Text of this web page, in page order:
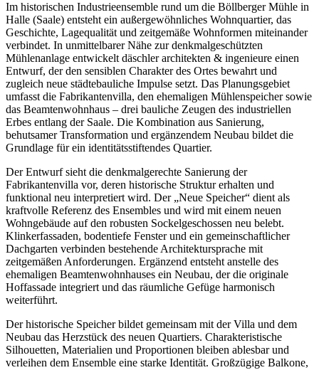
Im historischen Industrieensemble rund um die Böllberger Mühle in
Halle (Saale) entsteht ein außergewöhnliches Wohnquartier, das
Geschichte, Lagequalität und zeitgemäße Wohnformen miteinander
verbindet. In unmittelbarer Nähe zur denkmalgeschützten
Mühlenanlage entwickelt däschler architekten & ingenieure einen
Entwurf, der den sensiblen Charakter des Ortes bewahrt und
zugleich neue städtebauliche Impulse setzt. Das Planungsgebiet
umfasst die Fabrikantenvilla, den ehemaligen Mühlenspeicher sowie
das Beamtenwohnhaus – drei bauliche Zeugen des industriellen
Erbes entlang der Saale. Die Kombination aus Sanierung,
behutsamer Transformation und ergänzendem Neubau bildet die
Grundlage für ein identitätsstiftendes Quartier.
Der Entwurf sieht die denkmalgerechte Sanierung der
Fabrikantenvilla vor, deren historische Struktur erhalten und
funktional neu interpretiert wird. Der „Neue Speicher“ dient als
kraftvolle Referenz des Ensembles und wird mit einem neuen
Wohngebäude auf den robusten Sockelgeschossen neu belebt.
Klinkerfassaden, bodentiefe Fenster und ein gemeinschaftlicher
Dachgarten verbinden bestehende Architektursprache mit
zeitgemäßen Anforderungen. Ergänzend entsteht anstelle des
ehemaligen Beamtenwohnhauses ein Neubau, der die originale
Hoffassade integriert und das räumliche Gefüge harmonisch
weiterführt.
Der historische Speicher bildet gemeinsam mit der Villa und dem
Neubau das Herzstück des neuen Quartiers. Charakteristische
Silhouetten, Materialien und Proportionen bleiben ablesbar und
verleihen dem Ensemble eine starke Identität. Großzügige Balkone,